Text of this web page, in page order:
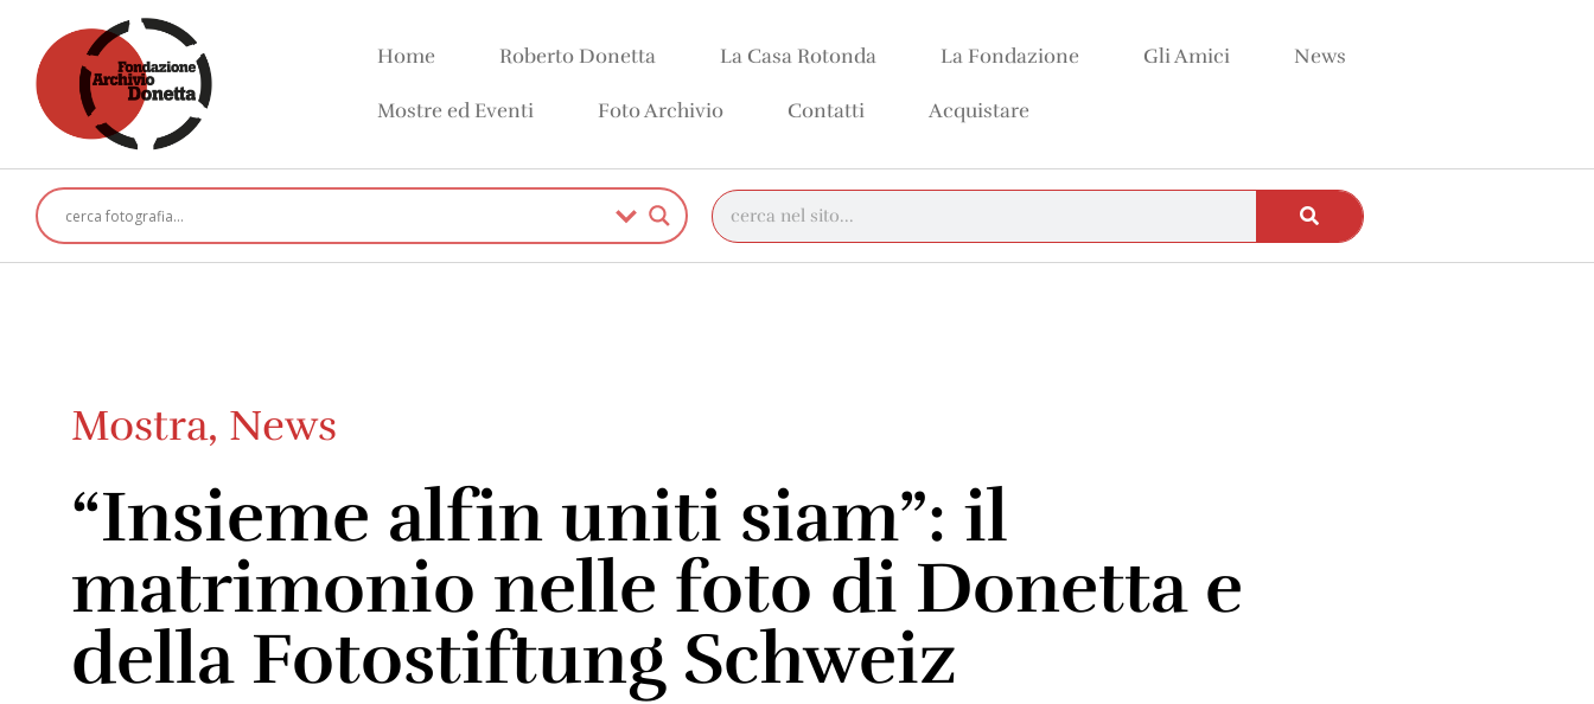
Home Roberto Donetta La Casa Rotonda La Fondazione Gli Amici News
Mostre ed Eventi Foto Archivio Contatti Acquistare
Mostra, News
“Insieme alfin uniti siam”: il
matrimonio nelle foto di Donetta e
della Fotostiftung Schweiz